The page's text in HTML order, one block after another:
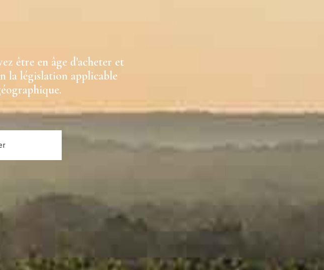
être en âge d'acheter et
la législation applicable